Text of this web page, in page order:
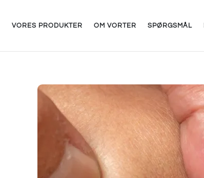
VORES PRODUKTER OM VORTER SPØRGSMÅL